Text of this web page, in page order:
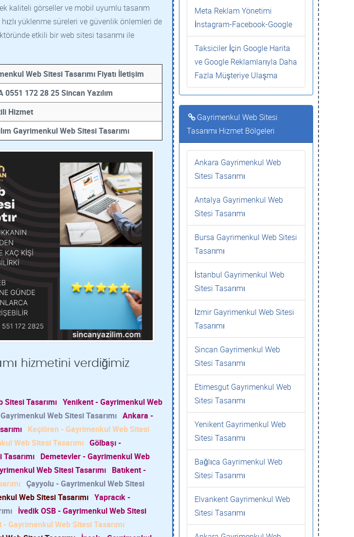
kaliteli görseller ve mobil uyumlu tasarım
yüklenme süreleri ve güvenlik önlemleri de
etkili bir web sitesi tasarımı ile
Web Sitesi Tasarımı Fiyatı İletişim
0551 172 28 25 Sincan Yazılım
Hizmet
Gayrimenkul Web Sitesi Tasarımı
hizmetini verdiğimiz
Tasarımı Yenikent - Gayrimenkul Web
Web Sitesi Tasarımı Ankara -
Keçiören - Gayrimenkul Web Sitesi
Web Sitesi Tasarımı Gölbaşı -
Demetevler - Gayrimenkul Web
Web Sitesi Tasarımı Batıkent -
Çayyolu - Gayrimenkul Web Sitesi
Web Sitesi Tasarımı Yapracık -
İvedik OSB - Gayrimenkul Web Sitesi
Gayrimenkul Web Sitesi Tasarımı
Meta Reklam Yönetimi
İnstagram-Facebook-Google
Taksiciler İçin Google Harita
ve Google Reklamlarıyla Daha
Fazla Müşteriye Ulaşma
Gayrimenkul Web Sitesi
Tasarımı Hizmet Bölgeleri
Ankara Gayrimenkul Web
Sitesi Tasarımı
Antalya Gayrimenkul Web
Sitesi Tasarımı
Bursa Gayrimenkul Web Sitesi
Tasarımı
İstanbul Gayrimenkul Web
Sitesi Tasarımı
İzmir Gayrimenkul Web Sitesi
Tasarımı
Sincan Gayrimenkul Web
Sitesi Tasarımı
Etimesgut Gayrimenkul Web
Sitesi Tasarımı
Yenikent Gayrimenkul Web
Sitesi Tasarımı
Bağlıca Gayrimenkul Web
Sitesi Tasarımı
Elvankent Gayrimenkul Web
Sitesi Tasarımı